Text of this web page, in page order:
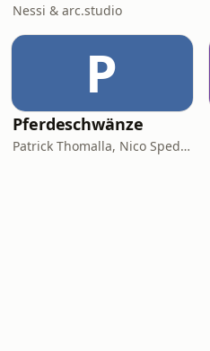
Nessi & arc.studio
P
Pferdeschwänze
Patrick Thomalla, Nico Spedicato